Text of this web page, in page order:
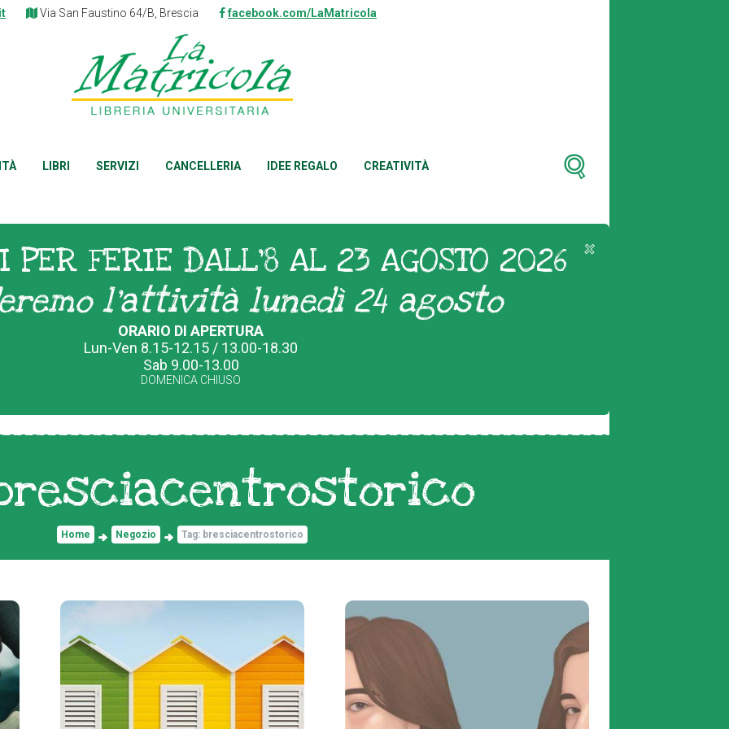
Via San Faustino 64/B, Brescia facebook.com/LaMatricola
LIBRI SERVIZI CANCELLERIA IDEE REGALO CREATIVITÀ
PER FERIE DALL'8 AL 23 AGOSTO 2026
l'attività lunedì 24 agosto
ORARIO DI APERTURA
Lun-Ven 8.15-12.15 / 13.00-18.30
Sab 9.00-13.00
DOMENICA CHIUSO
Home Negozio Tag: bresciacentrostorico